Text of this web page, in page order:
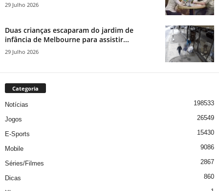
29 Julho 2026
Duas crianças escaparam do jardim de
infância de Melbourne para assistir...
29 Julho 2026
Categoria
Notícias 198533
Jogos 26549
E-Sports 15430
Mobile 9086
Séries/Filmes 2867
Dicas 860